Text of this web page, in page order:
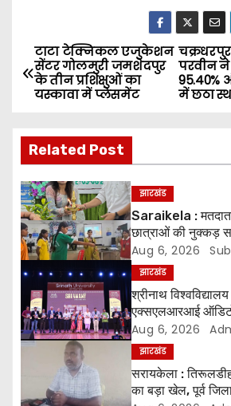
P
o
t
n
a
v
g
t
परवीन ने
में छठा
टाटा टेक्निकल एजुकेशन
सेंटर गोलमुरी जमशेदपुर
के तीन प्रशिक्षुओं का
यस्कावा में प्लेसमेंट
Related Post
झारखंड
Saraikela :
छात्राओं की नुक्कड़
सम्मानित*
Aug 6, 2026
झारखंड
श्रीनाथ
एक्सएलआरआई
Aug 6, 2026
झारखंड
सरायकेला :
का बड़ा खेल, पूर्व